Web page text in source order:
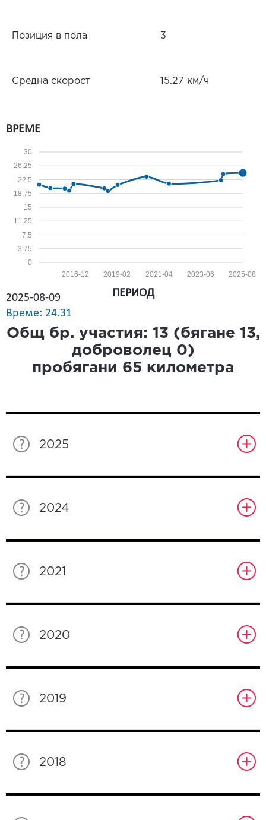
Позиция в пола 3
Средна скорост 15.27 км/ч
ВРЕМЕ
0
3.75
7.5
11.25
15
18.75
22.5
26.25
30
2025-08
2023-06
2021-04
2019-02
2016-12
2025-08-09
Време: 24.31
ПЕРИОД
Общ бр. участия: 13 (бягане 13,
доброволец 0)
пробягани 65 километра
2025
2024
2021
2020
2019
2018